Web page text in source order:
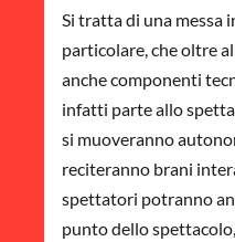
Si tratta di una messa
particolare, che oltre
anche componenti
infatti parte allo
si muoveranno
reciteranno brani
spettatori potranno
punto dello